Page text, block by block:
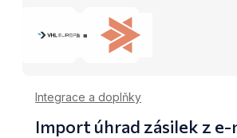
Integrace a doplňky
Import úhrad zásilek z e-